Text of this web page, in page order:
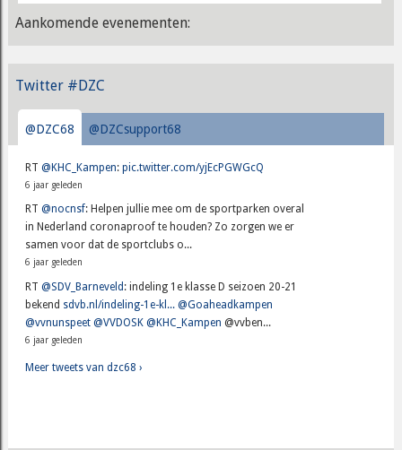
Aankomende evenementen:
Twitter #DZC
@DZC68 @DZCsupport68
RT@KHC_Kampen:pic.twitter.com/yjEcPGWGcQ
6 jaar geleden
RT@nocnsf: Helpen jullie mee om de sportparken overal
in Nederland coronaproof te houden? Zo zorgen we er
samen voor dat de sportclubs o...
6 jaar geleden
RT@SDV_Barneveld : indeling 1e klasse D seizoen 20-21
bekend sdvb.nl/indeling-1e-kl... @Goaheadkampen
@vvnunspeet @VVDOSK @KHC_Kampen @vvben...
6 jaar geleden
Meer tweets van dzc68 ›